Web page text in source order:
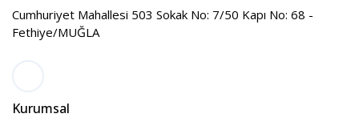
Cumhuriyet Mahallesi 503 Sokak No: 7/50 Kapı No: 68 -
Fethiye/MUĞLA
Kurumsal